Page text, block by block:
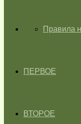
ГЛАВНАЯ
Правила
ПЕРВОЕ
ВТОРОЕ